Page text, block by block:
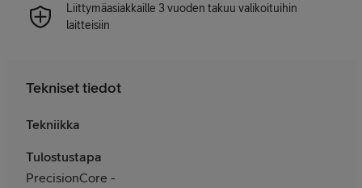
Liittymäasiakkaille 3 vuoden takuu valikoituihin
laitteisiin
Tekniset tiedot
Tekniikka
Tulostustapa
PrecisionCore -